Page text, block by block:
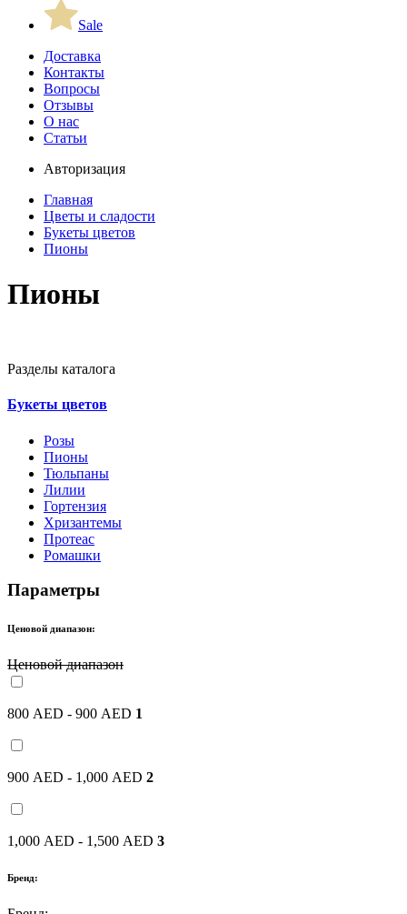
Sale
Доставка
Контакты
Вопросы
Отзывы
О нас
Статьи
Авторизация
Главная
Цветы и сладости
Букеты цветов
Пионы
Пионы
Разделы каталога
Букеты цветов
Розы
Пионы
Тюльпаны
Лилии
Гортензия
Хризантемы
Протеас
Ромашки
Параметры
Ценовой диапазон:
Ценовой диапазон
800 AED - 900 AED 1
900 AED - 1,000 AED 2
1,000 AED - 1,500 AED 3
Бренд: